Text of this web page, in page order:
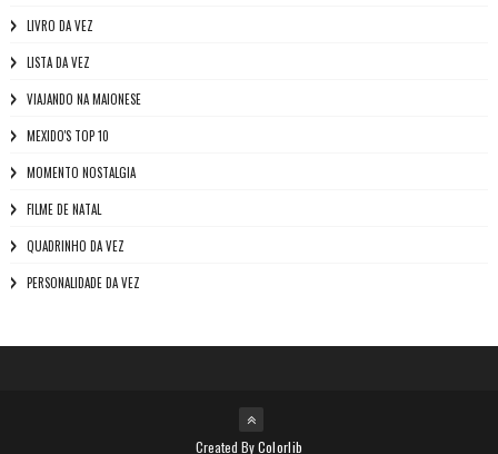
LIVRO DA VEZ
LISTA DA VEZ
VIAJANDO NA MAIONESE
MEXIDO'S TOP 10
MOMENTO NOSTALGIA
FILME DE NATAL
QUADRINHO DA VEZ
PERSONALIDADE DA VEZ
Created ByColorlib